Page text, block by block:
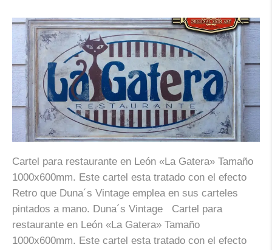
Cartel para restaurante en León «La Gatera» Tamaño
1000x600mm. Este cartel esta tratado con el efecto
Retro que Duna´s Vintage emplea en sus carteles
pintados a mano. Duna´s Vintage Cartel para
restaurante en León «La Gatera» Tamaño
1000x600mm. Este cartel esta tratado con el efecto